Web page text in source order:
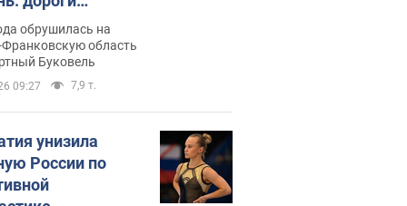
в реки.
обрушилась на
область
Буковель
09:27 7,9 т.
унизила
России по